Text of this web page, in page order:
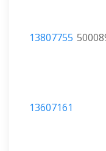
13807755
13607161